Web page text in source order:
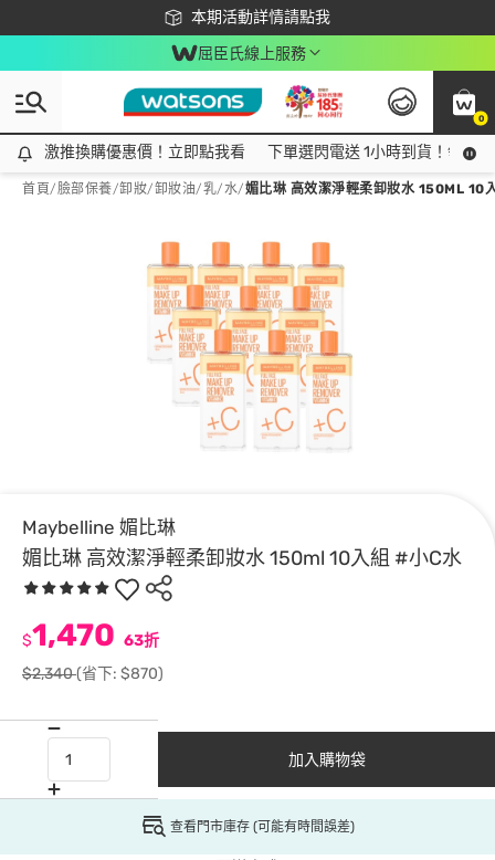
本期活動詳情請點我
下載app最高回饋$350
屈臣氏線上服務
0
激推換購優惠價！立即點我看
激推換購優惠價！立即點我看 下單選閃電送 1小時到貨！領神
首頁/臉部保養/卸妝/卸妝油/乳/水/媚比琳 高效潔淨輕柔卸妝水 150ML 10
Maybelline 媚比琳
媚比琳 高效潔淨輕柔卸妝水 150ml 10入組 #小C水
$1,470 63折
$2,340(省下: $870)
加入購物袋
查看門市庫存 (可能有時間誤差)